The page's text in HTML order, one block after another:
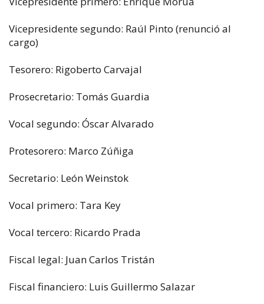
Vicepresidente segundo: Raúl Pinto (renunció al
cargo)
Tesorero: Rigoberto Carvajal
Prosecretario: Tomás Guardia
Vocal segundo: Óscar Alvarado
Protesorero: Marco Zúñiga
Secretario: León Weinstok
Vocal primero: Tara Key
Vocal tercero: Ricardo Prada
Fiscal legal: Juan Carlos Tristán
Fiscal financiero: Luis Guillermo Salazar